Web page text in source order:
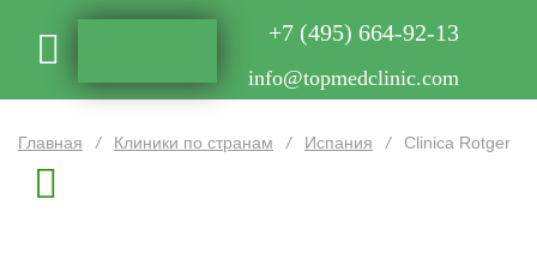
+7 (495) 664-92-13
info@topmedclinic.com
Главная / Клиники по странам / Испания / Clinica Rotger